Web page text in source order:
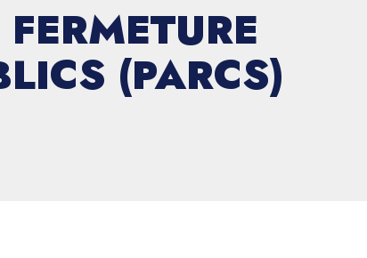
(PARCS)